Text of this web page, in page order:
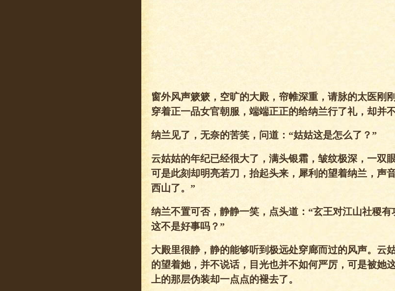
窗外风声簌簌，空旷的大殿，帘帷深重，请脉的太医刚
穿着正一品女官朝服，端端正正的给纳兰行了礼，却并不
纳兰见了，无奈的苦笑，问道：“姑姑这是怎么了？”
云姑姑的年纪已经很大了，满头银霜，皱纹极深，一双
可是此刻却明亮若刀，抬起头来，犀利的望着纳兰，声
西山了。”
纳兰不置可否，静静一笑，点头道：“玄王对江山社稷有
这不是好事吗？”
大殿里很静，静的能够听到极远处穿廊而过的风声。云
的望着她，并不说话，目光也并不如何严厉，可是被她
上的那层伪装却一点点的褪去了。